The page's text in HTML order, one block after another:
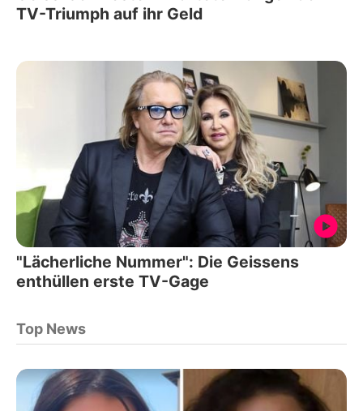
TV-Triumph auf ihr Geld
"Lächerliche Nummer": Die Geissens
enthüllen erste TV-Gage
Top News